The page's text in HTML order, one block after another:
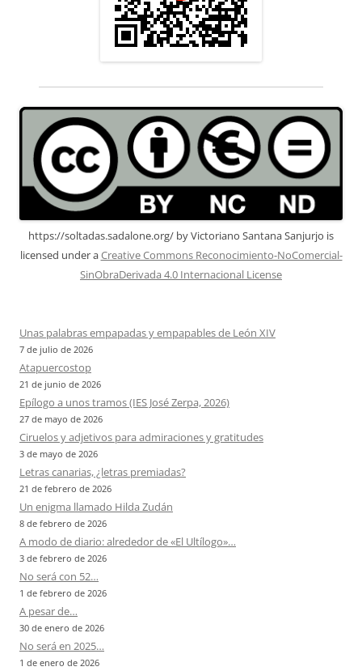
https://soltadas.sadalone.org/ byVictoriano Santana Sanjurjo is
licensed under aCreative Commons Reconocimiento-NoComercial-
SinObraDerivada 4.0 Internacional License
Unas palabras empapadas y empapables de León XIV
7 de julio de 2026
Atapuercostop
21 de junio de 2026
Epílogo a unos tramos (IES José Zerpa, 2026)
27 de mayo de 2026
Ciruelos y adjetivos para admiraciones y gratitudes
3 de mayo de 2026
Letras canarias, ¿letras premiadas?
21 de febrero de 2026
Un enigma llamado Hilda Zudán
8 de febrero de 2026
A modo de diario: alrededor de «El Ultílogo»…
3 de febrero de 2026
No será con 52…
1 de febrero de 2026
A pesar de…
30 de enero de 2026
No será en 2025…
1 de enero de 2026